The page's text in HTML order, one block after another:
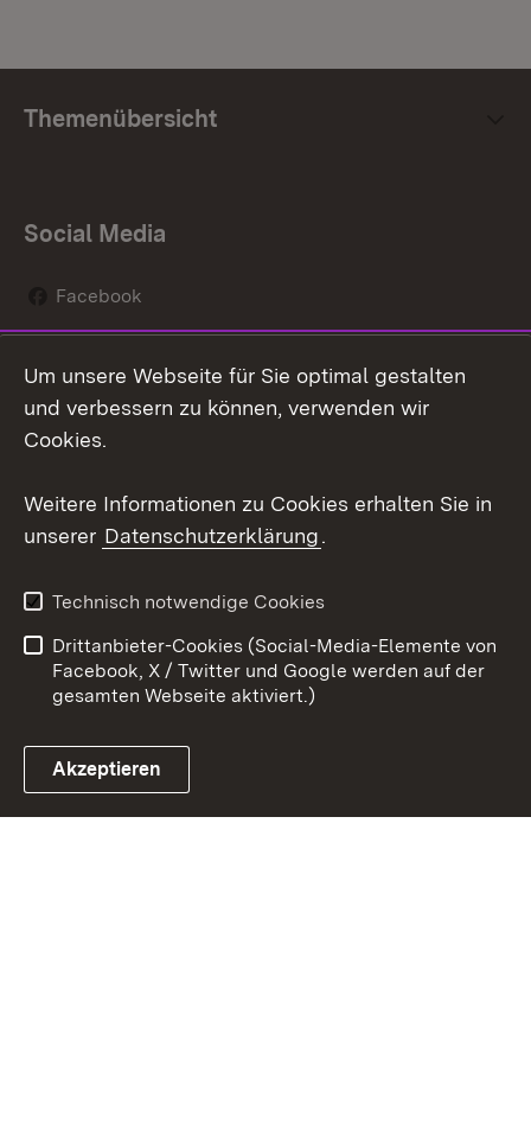
Themenübersicht
Social Media
Facebook
Social Wall
Youtube
Link zum Landesportal
Kontakt
Datenschutz
Barrierefreiheit
Impressum Cookies
Um unsere Webseite für Sie optimal gestalten
und verbessern zu können, verwenden wir
Cookies.
Weitere Informationen zu Cookies erhalten Sie in
unserer Datenschutzerklärung.
Technisch notwendige Cookies
Drittanbieter-Cookies (Social-Media-Elemente von
Facebook, X / Twitter und Google werden auf der
gesamten Webseite aktiviert.)
Akzeptieren